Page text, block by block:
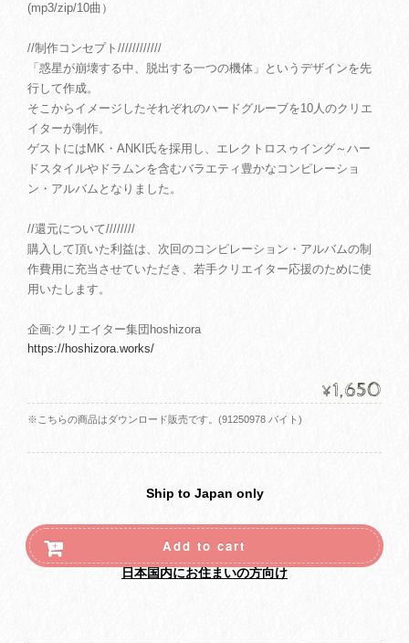
(mp3/zip/10曲）
//制作コンセプト////////////
「惑星が崩壊する中、脱出する一つの機体」というデザインを先
行して作成。
そこからイメージしたそれぞれのハードグルーブを10人のクリエ
イターが制作。
ゲストにはMK・ANKI氏を採用し、エレクトロスゥイング～ハー
ドスタイルやドラムンを含むバラエティ豊かなコンピレーショ
ン・アルバムとなりました。
//還元について////////
購入して頂いた利益は、次回のコンピレーション・アルバムの制
作費用に充当させていただき、若手クリエイター応援のために使
用いたします。
企画:クリエイター集団hoshizora
https://hoshizora.works/
¥1,650
※こちらの商品はダウンロード販売です。(91250978 バイト)
Ship to Japan only
Add to cart
日本国内にお住まいの方向け